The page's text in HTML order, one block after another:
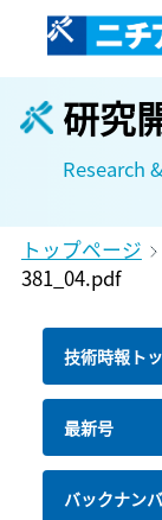
研究
Research
トップページ
381_04.pdf
技術時報ト
最新号
バックナン